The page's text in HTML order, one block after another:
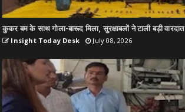
कुकर बम के साथ गोला-बारूद मिला, सुरक्षाबलों ने टाली बड़ी वारदात
Insight Today Desk July 08, 2026